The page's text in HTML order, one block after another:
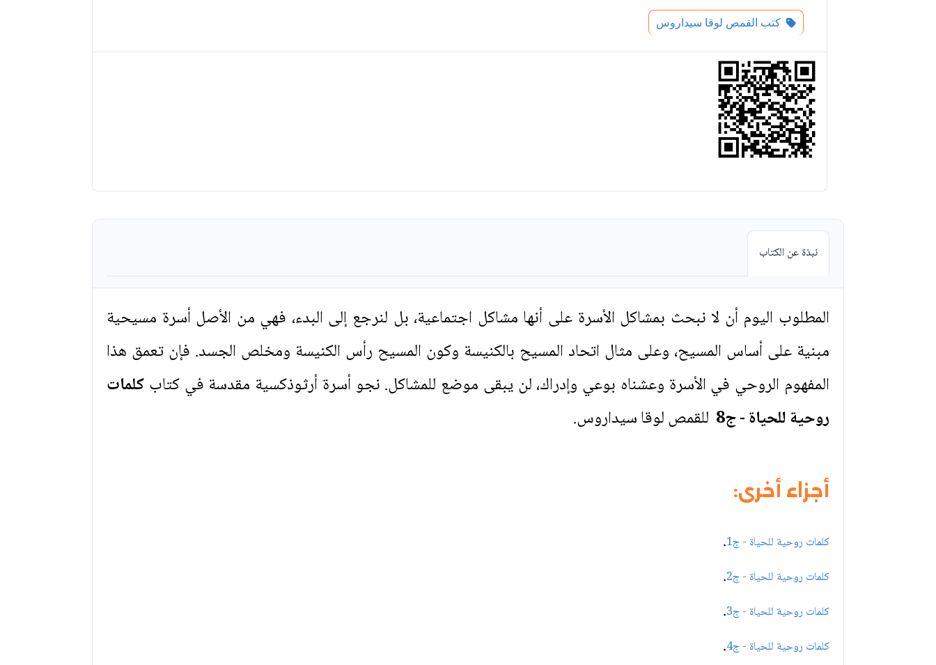
كتب القمص لوقا سيداروس
نبذة عن الكتاب
المطلوب اليوم أن لا نبحث بمشاكل الأسرة على أنها مشاكل اجتماعية، بل لنرجع إلى البدء، فهي من الأصل أسرة مسيحية
مبنية على أساس المسيح، وعلى مثال اتحاد المسيح بالكنيسة وكون المسيح رأس الكنيسة ومخلص الجسد. فإن تعمق هذا
المفهوم الروحي في الأسرة وعشناه بوعي وإدراك، لن يبقى موضع للمشاكل. نجو أسرة أرثوذكسية مقدسة في كتابكلمات
روحية للحياة - ج8
للقمص لوقا سيداروس.
أجزاء أخرى:
كلمات روحية للحياة - ج1 .
كلمات روحية للحياة - ج2 .
كلمات روحية للحياة - ج3 .
كلمات روحية للحياة - ج4 .